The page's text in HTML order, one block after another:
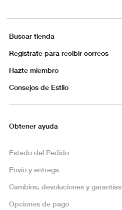
Buscar tienda
Regístrate para recibir correos
Hazte miembro
Consejos de Estilo
Obtener ayuda
Estado del Pedido
Envío y entrega
Cambios, devoluciones y garantías
Opciones de pago